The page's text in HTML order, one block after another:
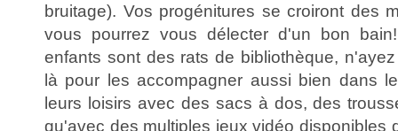
bruitage). Vos progénitures se croiront des
vous pourrez vous délecter d'un bon
enfants sont des rats de bibliothèque,
là pour les accompagner aussi bien dans
leurs loisirs avec des sacs à dos, des
qu'avec des multiples jeux vidéo disponibles